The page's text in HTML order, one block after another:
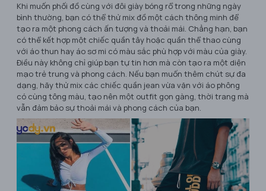
Khi muốn phối đồ cùng với đôi giày bóng rổ trong những ngày
bình thường, bạn có thể thử mix đồ một cách thông minh để
tạo ra một phong cách ấn tượng và thoải mái. Chẳng hạn, bạn
có thể kết hợp một chiếc quần tây hoặc quần thể thao cùng
với áo thun hay áo sơ mi có màu sắc phù hợp với màu của giày.
Điều này không chỉ giúp bạn tự tin hơn mà còn tạo ra một diện
mạo trẻ trung và phong cách. Nếu bạn muốn thêm chút sự đa
dạng, hãy thử mix các chiếc quần jean vừa vặn với áo phông
có cùng tông màu, tạo nên một outfit gọn gàng, thời trang mà
vẫn đảm bảo sự thoải mái và phong cách của bạn.